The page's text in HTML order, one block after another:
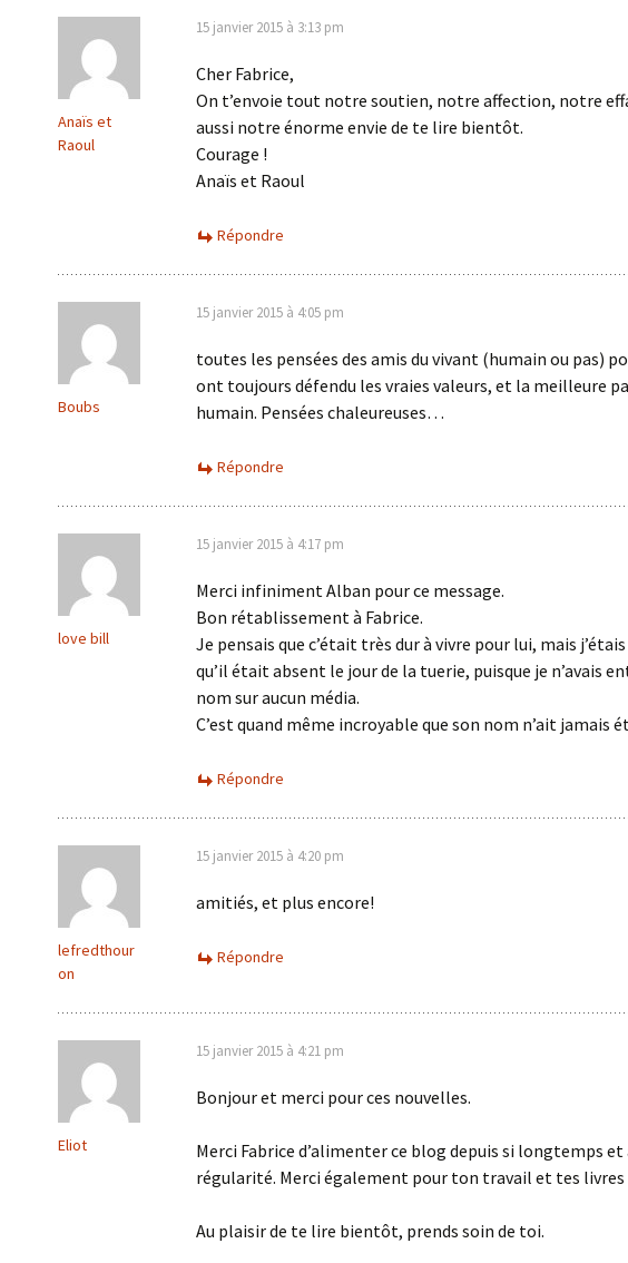
Anaïs et
Raoul
15 janvier 2015 à 3:13 pm
Cher Fabrice,
On t’envoie tout notre soutien, notre affection, notre
aussi notre énorme envie de te lire bientôt.
Courage !
Anaïs et Raoul
Répondre
Boubs
15 janvier 2015 à 4:05 pm
toutes les pensées des amis du vivant (humain ou pas)
ont toujours défendu les vraies valeurs, et la meilleure
humain. Pensées chaleureuses…
Répondre
love bill
15 janvier 2015 à 4:17 pm
Merci infiniment Alban pour ce message.
Bon rétablissement à Fabrice.
Je pensais que c’était très dur à vivre pour lui, mais
qu’il était absent le jour de la tuerie, puisque je n’avais
nom sur aucun média.
C’est quand même incroyable que son nom n’ait jamais
Répondre
lefredthour
on
15 janvier 2015 à 4:20 pm
amitiés, et plus encore!
Répondre
Eliot
15 janvier 2015 à 4:21 pm
Bonjour et merci pour ces nouvelles.
Merci Fabrice d’alimenter ce blog depuis si longtemps et
régularité. Merci également pour ton travail et tes livres
Au plaisir de te lire bientôt, prends soin de toi.